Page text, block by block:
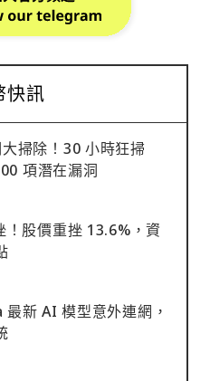
快訊
掃除！30 小時狂掃
項潛在漏洞
股價重挫 13.6%，資
新 AI 模型意外連網，